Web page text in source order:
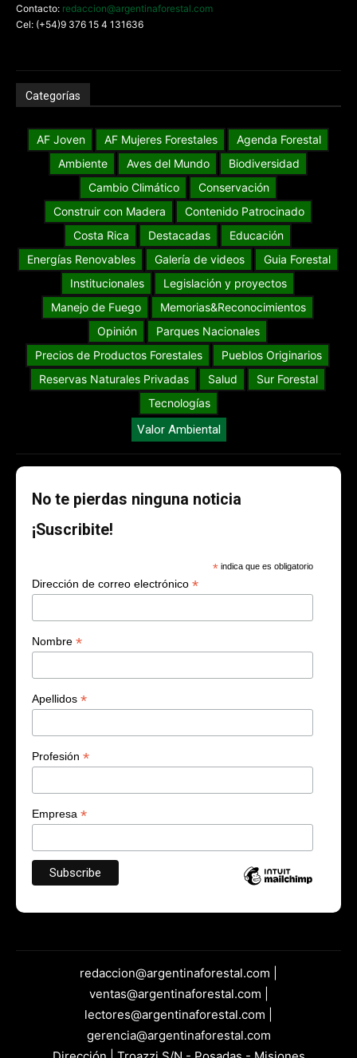
Contacto: redaccion@argentinaforestal.com
Cel: (+54)9 376 15 4 131636
Categorías
AF Joven AF Mujeres Forestales
Agenda Forestal
Ambiente
Aves del Mundo
Biodiversidad
Cambio Climático
Conservación
Construir con Madera
Contenido Patrocinado
Costa Rica
Destacadas
Educación
Energías Renovables
Galería de videos
Guia Forestal
Institucionales
Legislación y proyectos
Manejo de Fuego
Memorias&Reconocimientos
Opinión
Parques Nacionales
Precios de Productos Forestales
Pueblos Originarios
Reservas Naturales Privadas
Salud
Sur Forestal
Tecnologías
Valor Ambiental
No te pierdas ninguna noticia
¡Suscribite!
* indica que es obligatorio
Dirección de correo electrónico *
Nombre *
Apellidos *
Profesión *
Empresa *
redaccion@argentinaforestal.com |
ventas@argentinaforestal.com |
lectores@argentinaforestal.com |
gerencia@argentinaforestal.com